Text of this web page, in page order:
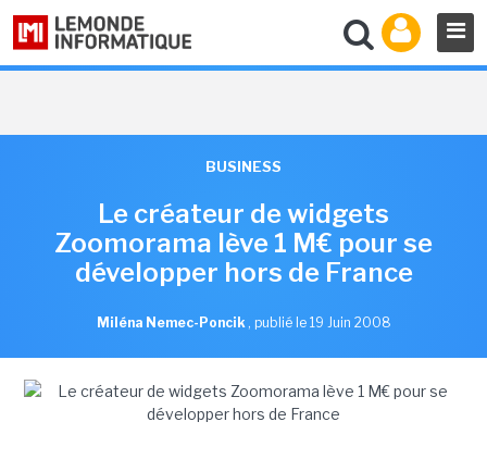
BUSINESS
Le créateur de widgets
Zoomorama lève 1 M€ pour se
développer hors de France
Miléna Nemec-Poncik , publié le 19 Juin 2008